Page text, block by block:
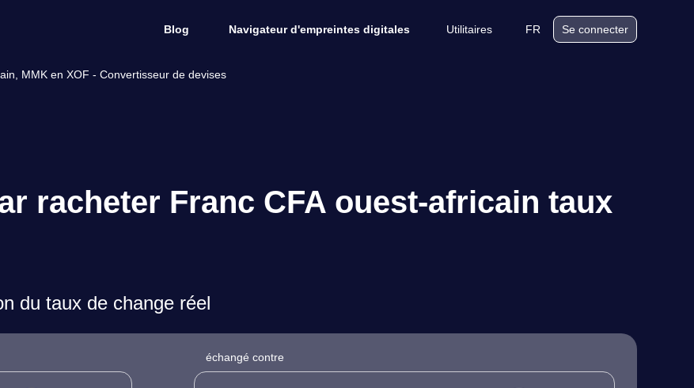
Blog Navigateur d'empreintes digitales Utilitaires FR Se connecter
MMK en XOF - Convertisseur de devises
racheter Franc CFA ouest-africain taux
du taux de change réel
échangé contre